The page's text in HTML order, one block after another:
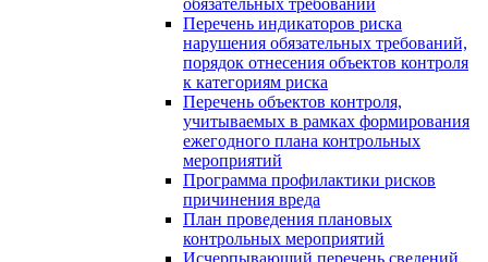
Перечень индикаторов риска
нарушения обязательных требований,
порядок отнесения объектов контроля
к категориям риска
Перечень объектов контроля,
учитываемых в рамках формирования
ежегодного плана контрольных
мероприятий
Программа профилактики рисков
причинения вреда
План проведения плановых
контрольных мероприятий
Исчерпывающий перечень сведений,